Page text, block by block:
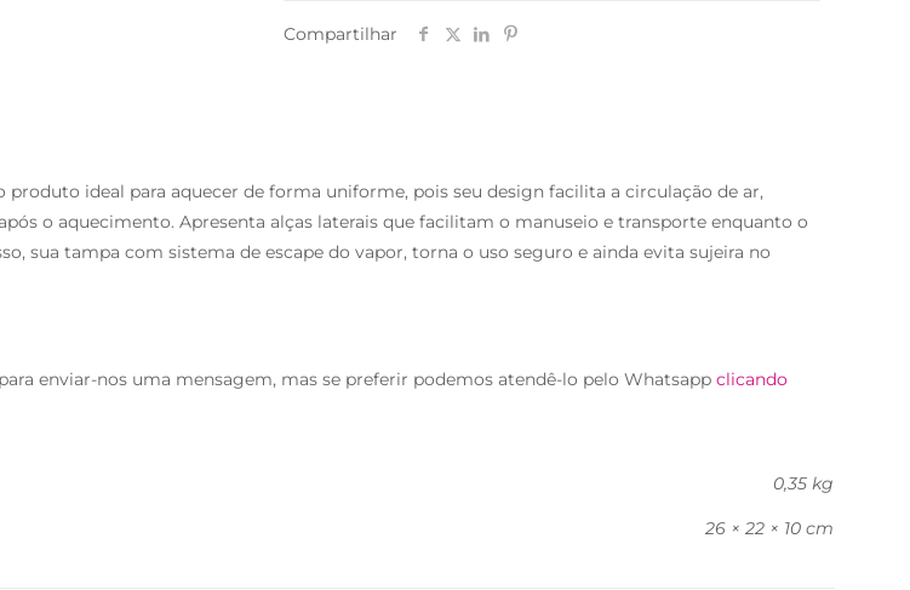
Compartilhar
produto ideal para aquecer de forma uniforme, pois seu design facilita a circulação de ar,
o aquecimento. Apresenta alças laterais que facilitam o manuseio e transporte enquanto o
sua tampa com sistema de escape do vapor, torna o uso seguro e ainda evita sujeira no
para enviar-nos uma mensagem, mas se preferir podemos atendê-lo pelo Whatsappclicando
0,35 kg
26 × 22 × 10 cm